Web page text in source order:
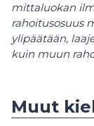
mittaluokan
rahoitusosuus
ylipäätään,
kuin muun
Muut